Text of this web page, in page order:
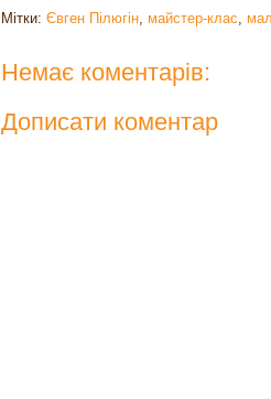
Мітки: Євген Пілюгін майстер-клас
Немає коментарів:
Дописати коментар